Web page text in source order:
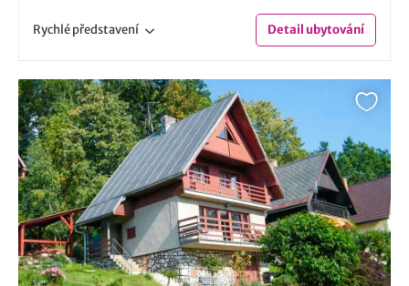
Rychlépředstavení Detailubytování